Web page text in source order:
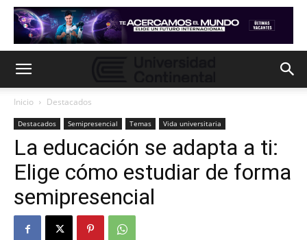
Inicio Destacados
Destacados Semipresencial Temas Vida universitaria
La educación se adapta a ti:
Elige cómo estudiar de forma
semipresencial